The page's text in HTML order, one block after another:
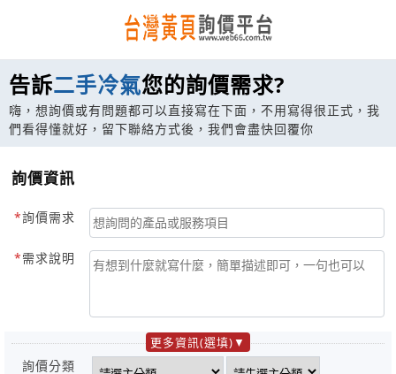
告訴二手冷氣您的詢價需求?
嗨，想詢價或有問題都可以直接寫在下面，不用寫得很正式，我
們看得懂就好，留下聯絡方式後，我們會盡快回覆你
詢價資訊
詢價需求
需求說明
更多資訊(選填)
詢價分類